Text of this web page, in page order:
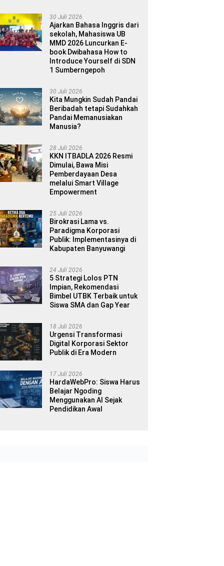
30 Juli 2026
Ajarkan Bahasa Inggris dari
sekolah, Mahasiswa UB
MMD 2026 Luncurkan E-
book Dwibahasa How to
Introduce Yourself di SDN
1 Sumberngepoh
30 Juli 2026
Kita Mungkin Sudah Pandai
Beribadah tetapi Sudahkah
Pandai Memanusiakan
Manusia?
28 Juli 2026
KKN ITBADLA 2026 Resmi
Dimulai, Bawa Misi
Pemberdayaan Desa
melalui Smart Village
Empowerment
25 Juli 2026
Birokrasi Lama vs.
Paradigma Korporasi
Publik: Implementasinya di
Kabupaten Banyuwangi
24 Juli 2026
5 Strategi Lolos PTN
Impian, Rekomendasi
Bimbel UTBK Terbaik untuk
Siswa SMA dan Gap Year
18 Juli 2026
Urgensi Transformasi
Digital Korporasi Sektor
Publik di Era Modern
17 Juli 2026
HardaWebPro: Siswa Harus
Belajar Ngoding
Menggunakan AI Sejak
Pendidikan Awal